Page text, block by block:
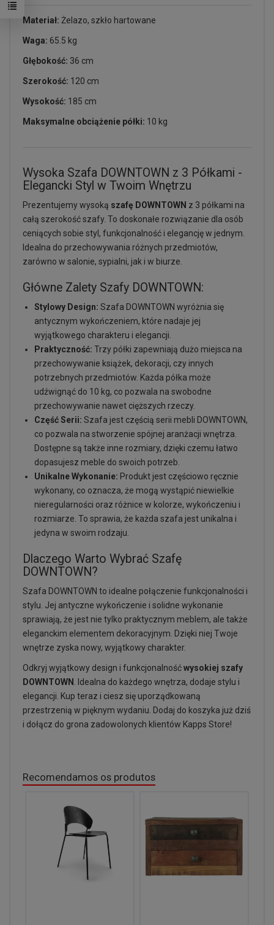
Materiał: Żelazo, szkło hartowane
Waga: 65.5 kg
Głębokość: 36 cm
Szerokość: 120 cm
Wysokość: 185 cm
Maksymalne obciążenie półki: 10 kg
Wysoka Szafa DOWNTOWN z 3 Półkami -
Elegancki Styl w Twoim Wnętrzu
Prezentujemy wysoką szafę DOWNTOWN z 3 półkami na
całą szerokość szafy. To doskonałe rozwiązanie dla osób
ceniących sobie styl, funkcjonalność i elegancję w jednym.
Idealna do przechowywania różnych przedmiotów,
zarówno w salonie, sypialni, jak i w biurze.
Główne Zalety Szafy DOWNTOWN:
Stylowy Design: Szafa DOWNTOWN wyróżnia się
antycznym wykończeniem, które nadaje jej
wyjątkowego charakteru i elegancji.
Praktyczność: Trzy półki zapewniają dużo miejsca na
przechowywanie książek, dekoracji, czy innych
potrzebnych przedmiotów. Każda półka może
udźwignąć do 10 kg, co pozwala na swobodne
przechowywanie nawet cięższych rzeczy.
Część Serii: Szafa jest częścią serii mebli DOWNTOWN,
co pozwala na stworzenie spójnej aranżacji wnętrza.
Dostępne są także inne rozmiary, dzięki czemu łatwo
dopasujesz meble do swoich potrzeb.
Unikalne Wykonanie: Produkt jest częściowo ręcznie
wykonany, co oznacza, że mogą wystąpić niewielkie
nieregularności oraz różnice w kolorze, wykończeniu i
rozmiarze. To sprawia, że każda szafa jest unikalna i
jedyna w swoim rodzaju.
Dlaczego Warto Wybrać Szafę
DOWNTOWN?
Szafa DOWNTOWN to idealne połączenie funkcjonalności i
stylu. Jej antyczne wykończenie i solidne wykonanie
sprawiają, że jest nie tylko praktycznym meblem, ale także
eleganckim elementem dekoracyjnym. Dzięki niej Twoje
wnętrze zyska nowy, wyjątkowy charakter.
Odkryj wyjątkowy design i funkcjonalnośćwysokiej szafy
DOWNTOWN
. Idealna do każdego wnętrza, dodaje stylu i
elegancji. Kup teraz i ciesz się uporządkowaną
przestrzenią w pięknym wydaniu. Dodaj do koszyka już dziś
i dołącz do grona zadowolonych klientów Kapps Store!
Recomendamos os produtos